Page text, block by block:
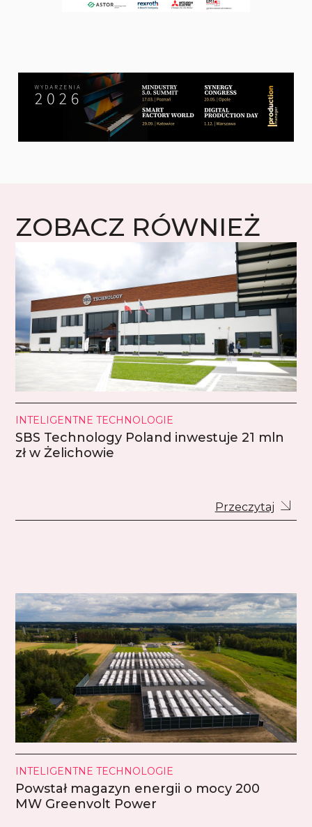
ZOBACZ RÓWNIEŻ
INTELIGENTNE TECHNOLOGIE
SBS Technology Poland inwestuje 21 mln
zł w Żelichowie
Przeczytaj
INTELIGENTNE TECHNOLOGIE
Powstał magazyn energii o mocy 200
MW Greenvolt Power